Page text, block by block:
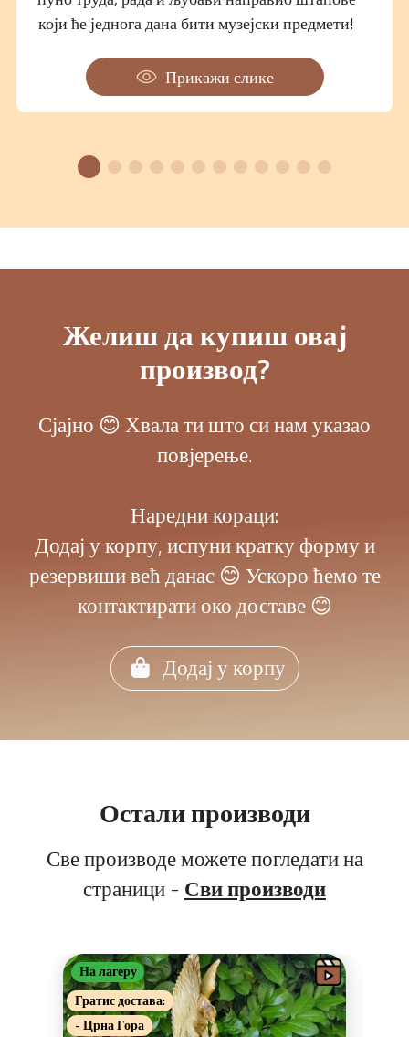
који ће једнога дана бити музејски предмети!
Прикажи слике
Желиш да купиш овај
производ?
Сјајно 😊 Хвала ти што си нам указао
повјерење.
Наредни кораци:
Додај у корпу, испуни кратку форму и
резервиши већ данас 😊 Ускоро ћемо те
контактирати око доставе 😊
Додај у корпу
Остали производи
Све производе можете погледати на
страници - Сви производи
На лагеру
Гратис достава:
- Црна Гора